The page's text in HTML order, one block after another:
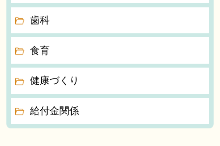
歯科
食育
健康づくり
給付金関係